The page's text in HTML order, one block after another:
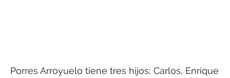
Porres Arroyuelo tiene tres hijos; Carlos, Enrique